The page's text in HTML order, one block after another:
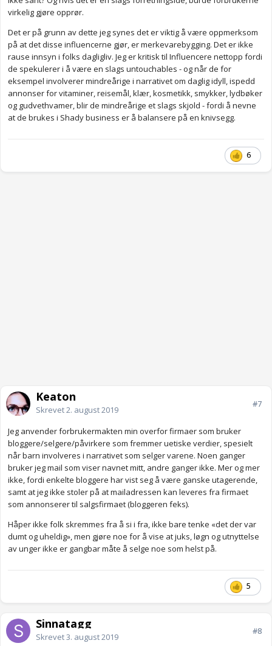
virkelig gjøre opprør.
Det er på grunn av dette jeg synes det er viktig å være oppmerksom
på at det disse influencerne gjør, er merkevarebygging. Det er ikke
rause innsyn i folks dagligliv. Jeg er kritisk til Influencere nettopp fordi
de spekulerer i å være en slags untouchables - og når de for
eksempel involverer mindreårige i narrativet om daglig idyll, ispedd
annonser for vitaminer, reisemål, klær, kosmetikk, smykker, lydbøker
og gudvethvamer, blir de mindreårige et slags skjold - fordi å nevne
at de brukes i Shady business er å balansere på en knivsegg.
6
Keaton
Skrevet2. august 2019
#7
Jeg anvender forbrukermakten min overfor firmaer som bruker
bloggere/selgere/påvirkere som fremmer uetiske verdier, spesielt
når barn involveres i narrativet som selger varene. Noen ganger
bruker jeg mail som viser navnet mitt, andre ganger ikke. Mer og mer
ikke, fordi enkelte bloggere har vist seg å være ganske utagerende,
samt at jeg ikke stoler på at mailadressen kan leveres fra firmaet
som annonserer til salgsfirmaet (bloggeren feks).
Håper ikke folk skremmes fra å si i fra, ikke bare tenke «det der var
dumt og uheldig», men gjøre noe for å vise at juks, løgn og utnyttelse
av unger ikke er gangbar måte å selge noe som helst på.
5
Sinnatagg
Skrevet3. august 2019
#8